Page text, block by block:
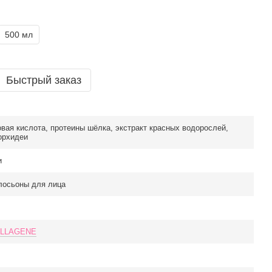
500 мл
Быстрый заказ
кислота, протеины шёлка, экстракт красных водорослей,
для лица